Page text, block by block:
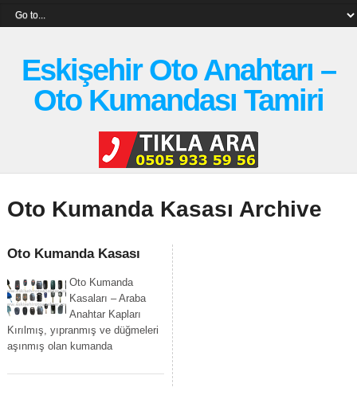
Eskişehir Oto Anahtarı –
Oto Kumandası Tamiri
Oto Kumanda Kasası Archive
Oto Kumanda Kasası
Oto Kumanda
Kasaları – Araba
Anahtar Kapları
Kırılmış, yıpranmış ve düğmeleri
aşınmış olan kumanda